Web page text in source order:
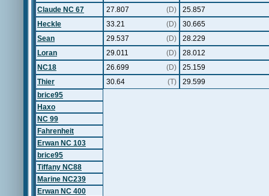
Claude NC 67
27.807 (D)
25.857
Heckle
33.21 (D)
30.665
Sean
29.537 (D)
28.229
Loran
29.011 (D)
28.012
NC18
26.699 (D)
25.159
Thier
30.64 (T)
29.599
brice95
Haxo
NC 99
Fahrenheit
Erwan NC 103
brice95
Tiffany NC88
Marine NC239
Erwan NC 400